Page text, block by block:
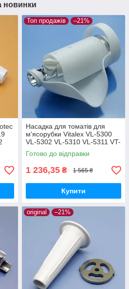
новинки
Топ продажів –21%
Насадка для томатів для
м'ясорубки Vitalex VL-5300
VL-5302 VL-5310 VL-5311 VT-
5300
Готово до відправки
1 236,35 ₴ 1 565 ₴
Купити
original –21%